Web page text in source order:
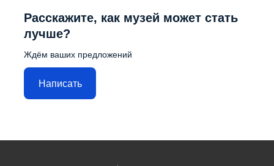
Расскажите, как музей может стать
лучше?
Ждём ваших предложений
Написать